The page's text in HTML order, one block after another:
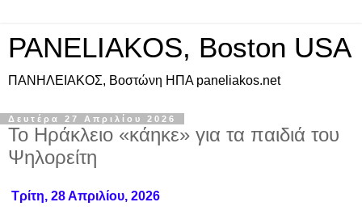
PANELIAKOS, Boston USA
ΠAΝΗΛΕΙΑΚΟΣ, Βοστώνη ΗΠΑ paneliakos.net
Δευτέρα 27 Απριλίου 2026
Το Ηράκλειο «κάηκε» για τα παιδιά του
Ψηλορείτη
Τρίτη, 28 Απριλίου, 2026